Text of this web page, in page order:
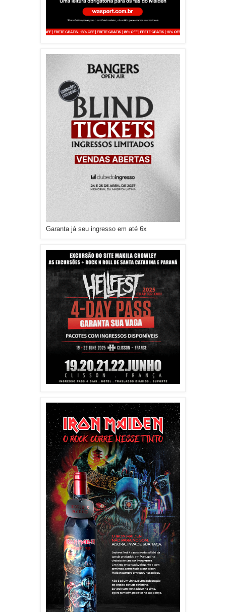
Garanta já seu ingresso em até 6x